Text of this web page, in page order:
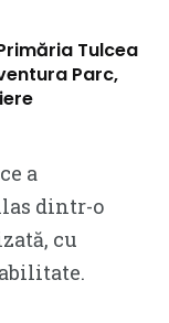
Tulcea
Parc,
a
dintr-o
cu